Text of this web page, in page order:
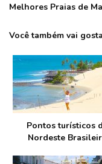
Melhores Praias de
Você também vai
Pontos turísticos
Nordeste